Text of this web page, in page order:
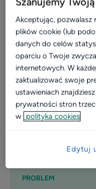
Z czego
Profil w serwisie
PROBLEM
Akceptując, pozwalasz
plików cookie (lub
danych do celów
oparciu o Twoje
internetowych. W
zaktualizować swoje
ustawieniach
prywatności stron
w polityka cookies
Edytuj